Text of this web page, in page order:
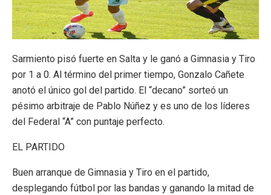
Sarmiento pisó fuerte en Salta y le ganó a Gimnasia y Tiro
por 1 a 0. Al término del primer tiempo, Gonzalo Cañete
anotó el único gol del partido. El “decano” sorteó un
pésimo arbitraje de Pablo Núñez y es uno de los líderes
del Federal “A” con puntaje perfecto.
EL PARTIDO
Buen arranque de Gimnasia y Tiro en el partido,
desplegando fútbol por las bandas y ganando la mitad de